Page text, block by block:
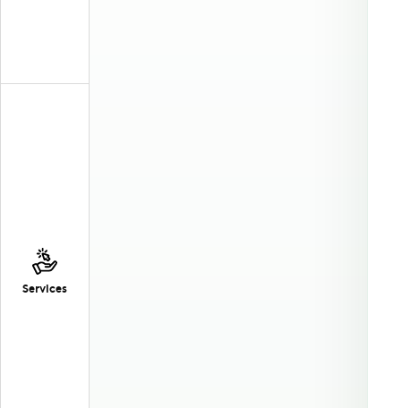
Services